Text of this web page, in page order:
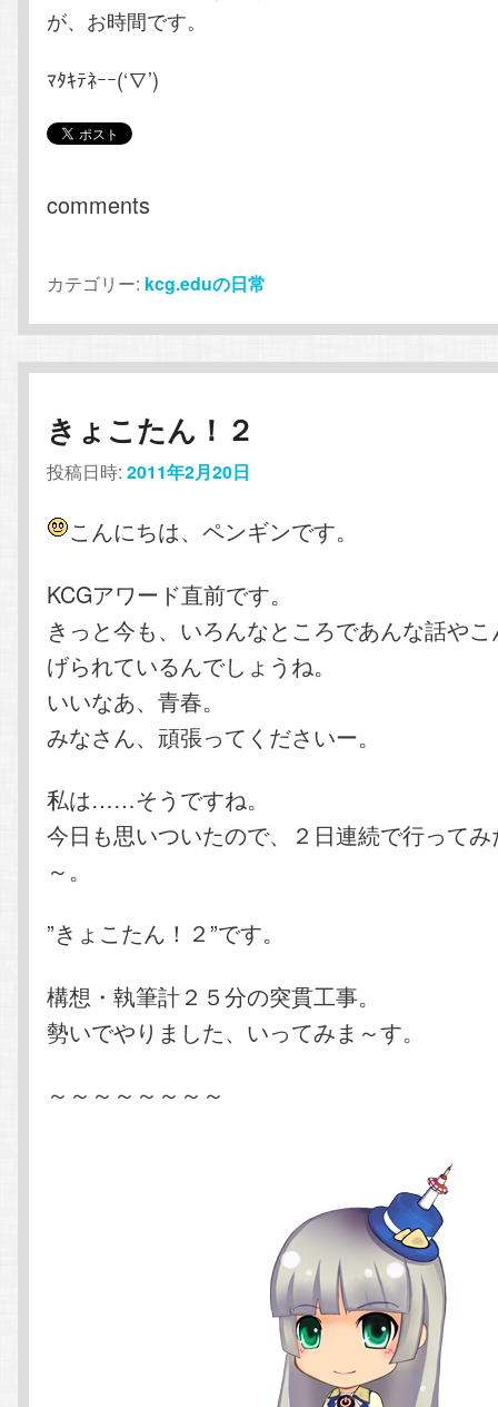
が、お時間です。
ﾏﾀｷﾃﾈｰｰ(‘∇’)
comments
カテゴリー: kcg.eduの日常
きょこたん！２
投稿日時:2011年2月20日
こんにちは、ペンギンです。
KCGアワード直前です。
きっと今も、いろんなところであんな話や
げられているんでしょうね。
いいなあ、青春。
みなさん、頑張ってくださいー。
私は……そうですね。
今日も思いついたので、２日連続で行って
～。
”きょこたん！２”です。
構想・執筆計２５分の突貫工事。
勢いでやりました、いってみま～す。
～～～～～～～～